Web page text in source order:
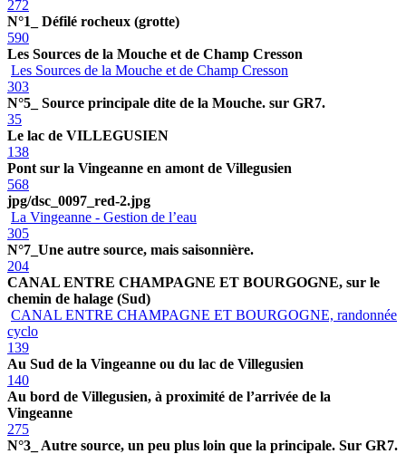
272
N°1_ Défilé rocheux (grotte)
590
Les Sources de la Mouche et de Champ Cresson
Les Sources de la Mouche et de Champ Cresson
303
N°5_ Source principale dite de la Mouche. sur GR7.
35
Le lac de VILLEGUSIEN
138
Pont sur la Vingeanne en amont de Villegusien
568
jpg/dsc_0097_red-2.jpg
La Vingeanne - Gestion de l’eau
305
N°7_Une autre source, mais saisonnière.
204
CANAL ENTRE CHAMPAGNE ET BOURGOGNE, sur le
chemin de halage (Sud)
CANAL ENTRE CHAMPAGNE ET BOURGOGNE, randonnée
cyclo
139
Au Sud de la Vingeanne ou du lac de Villegusien
140
Au bord de Villegusien, à proximité de l’arrivée de la
Vingeanne
275
N°3_ Autre source, un peu plus loin que la principale. Sur GR7.